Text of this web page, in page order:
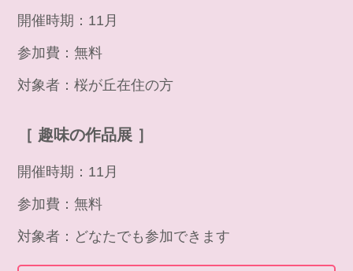
開催時期：11月
参加費：無料
対象者：桜が丘在住の方
［ 趣味の作品展 ］
開催時期：11月
参加費：無料
対象者：どなたでも参加できます